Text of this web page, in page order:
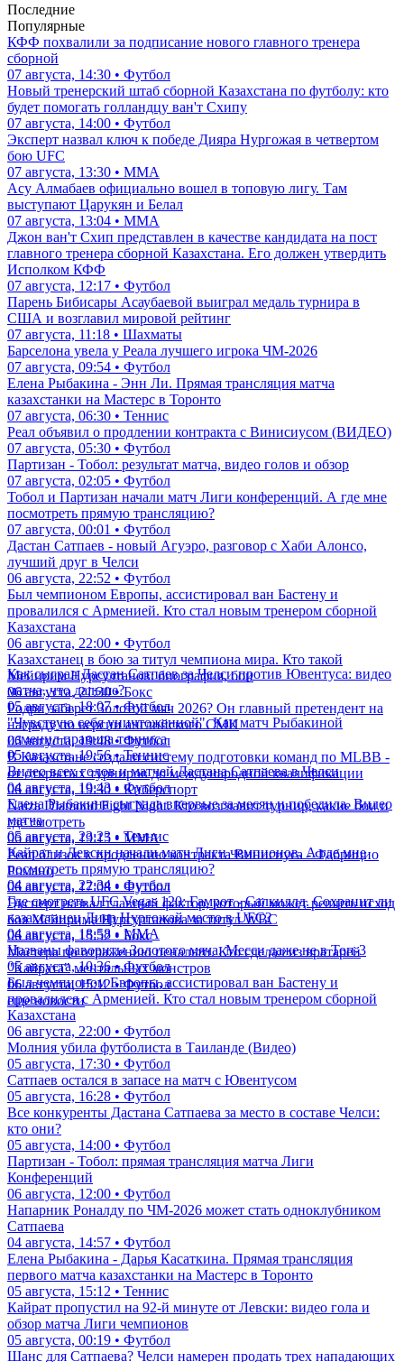
Последние
Популярные
КФФ похвалили за подписание нового главного тренера
сборной
07 августа, 14:30 • Футбол
Новый тренерский штаб сборной Казахстана по футболу: кто
будет помогать голландцу ван'т Схипу
07 августа, 14:00 • Футбол
Эксперт назвал ключ к победе Дияра Нургожая в четвертом
бою UFC
07 августа, 13:30 • ММА
Асу Алмабаев официально вошел в топовую лигу. Там
выступают Царукян и Белал
07 августа, 13:04 • ММА
Джон ван'т Схип представлен в качестве кандидата на пост
главного тренера сборной Казахстана. Его должен утвердить
Исполком КФФ
07 августа, 12:17 • Футбол
Парень Бибисары Асаубаевой выиграл медаль турнира в
США и возглавил мировой рейтинг
07 августа, 11:18 • Шахматы
Барселона увела у Реала лучшего игрока ЧМ-2026
07 августа, 09:54 • Футбол
Елена Рыбакина - Энн Ли. Прямая трансляция матча
казахстанки на Мастерс в Торонто
07 августа, 06:30 • Теннис
Реал объявил о продлении контракта с Винисиусом (ВИДЕО)
07 августа, 05:30 • Футбол
Партизан - Тобол: результат матча, видео голов и обзор
07 августа, 02:05 • Футбол
Тобол и Партизан начали матч Лиги конференций. А где мне
посмотреть прямую трансляцию?
07 августа, 00:01 • Футбол
Дастан Сатпаев - новый Агуэро, разговор с Хаби Алонсо,
лучший друг в Челси
06 августа, 22:52 • Футбол
Был чемпионом Европы, ассистировал ван Бастену и
провалился с Арменией. Кто стал новым тренером сборной
Казахстана
06 августа, 22:00 • Футбол
Казахстанец в бою за титул чемпиона мира. Кто такой
Мейирим Нурсултанов: биография, бои
06 августа, 21:30 • Бокс
Родри заберет Золотой мяч 2026? Он главный претендент на
награду по версии английского СМИ
06 августа, 19:48 • Футбол
В Казахстане создали систему подготовки команд по MLBB -
от открытых турниров до международной квалификации
06 августа, 19:30 • Киберспорт
Naiza Diamond Fight Night. Кто возглавит турнир, какие бои и
где смотреть
06 августа, 19:15 • ММА
Реал близок к продлению контракта Винисиуса - Фабрицио
Романо
06 августа, 17:08 • Футбол
Эксперт назвал главный фактор, который может решить исход
боя Мейирима Нурсултанова за титул WBC
06 августа, 15:52 • Бокс
Мастера по отражению пенальти. Кто сделал из вратарей
"Кайрата" ментальных монстров
06 августа, 15:12 • Футбол
еще новости
Как сыграл Дастан Сатпаев за Челси против Ювентуса: видео
матча, что дальше?
05 августа, 18:07 • Футбол
"Чувствую себя уничтоженной". Как матч Рыбакиной
изменил правила тенниса
05 августа, 19:56 • Теннис
Видео всех голов и матчей Дастана Сатпаева в Челси
04 августа, 19:43 • Футбол
Елена Рыбакина сыграла впервые за месяц и победила. Видео
матча
05 августа, 23:23 • Теннис
Кайрат и Левски начали матч Лиги чемпионов. А где мне
посмотреть прямую трансляцию?
04 августа, 22:34 • Футбол
Где смотреть UFC Vegas 120: Гамрот - Салкиллд. Сохранит ли
казахстанец Дияр Нургожай место в UFC?
04 августа, 18:58 • ММА
Названы фавориты Золотого мяча. Месси даже не в Топ-3
05 августа, 10:36 • Футбол
Был чемпионом Европы, ассистировал ван Бастену и
провалился с Арменией. Кто стал новым тренером сборной
Казахстана
06 августа, 22:00 • Футбол
Молния убила футболиста в Таиланде (Видео)
05 августа, 17:30 • Футбол
Сатпаев остался в запасе на матч с Ювентусом
05 августа, 16:28 • Футбол
Все конкуренты Дастана Сатпаева за место в составе Челси:
кто они?
05 августа, 14:00 • Футбол
Партизан - Тобол: прямая трансляция матча Лиги
Конференций
06 августа, 12:00 • Футбол
Напарник Роналду по ЧМ-2026 может стать одноклубником
Сатпаева
04 августа, 14:57 • Футбол
Елена Рыбакина - Дарья Касаткина. Прямая трансляция
первого матча казахстанки на Мастерс в Торонто
05 августа, 15:12 • Теннис
Кайрат пропустил на 92-й минуте от Левски: видео гола и
обзор матча Лиги чемпионов
05 августа, 00:19 • Футбол
Шанс для Сатпаева? Челси намерен продать трех нападающих